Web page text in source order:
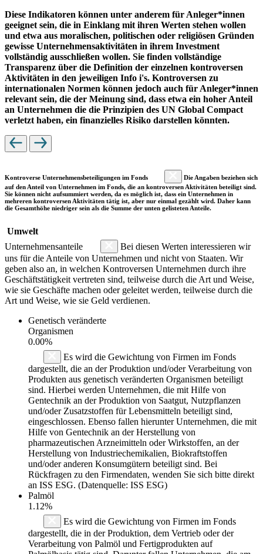
Diese Indikatoren können unter anderem für Anleger*innen
geeignet sein, die in Einklang mit ihren Werten stehen wollen
und etwa aus moralischen, politischen oder religiösen Gründen
gewisse Unternehmensaktivitäten in ihrem Investment
vollständig ausschließen wollen. Sie finden vollständige
Transparenz über die Definition der einzelnen kontroversen
Aktivitäten in den jeweiligen Info i's. Kontroversen zu
internationalen Normen können jedoch auch für Anleger*innen
relevant sein, die der Meinung sind, dass etwa ein hoher Anteil
an Unternehmen die die Prinzipien des UN Global Compact
verletzt haben, ein finanzielles Risiko darstellen könnten.
Kontroverse Unternehmensbeteiligungen im Fonds
Die Angaben beziehen sich
auf den Anteil von Unternehmen im Fonds, die an kontroversen Aktivitäten beteiligt sind.
Sie können nicht aufsummiert werden, da es möglich ist, dass ein Unternehmen in
mehreren kontroversen Aktivitäten tätig ist, aber nur einmal gezählt wird. Daher kann
die Gesamthöhe niedriger sein als die Summe der unten gelisteten Anteile.
Umwelt
Unternehmensanteile
Bei diesen Werten interessieren wir
uns für die Anteile von Unternehmen und nicht von Staaten. Wir
geben also an, in welchen Kontroversen Unternehmen durch ihre
Geschäftstätigkeit vertreten sind, teilweise durch die Art und Weise,
wie sie Geschäfte machen oder geleitet werden, teilweise durch die
Art und Weise, wie sie Geld verdienen.
Genetisch veränderte
Organismen
0.00%
Es wird die Gewichtung von Firmen im Fonds
dargestellt, die an der Produktion und/oder Verarbeitung von
Produkten aus genetisch veränderten Organismen beteiligt
sind. Hierbei werden Unternehmen, die mit Hilfe von
Gentechnik an der Produktion von Saatgut, Nutzpflanzen
und/oder Zusatzstoffen für Lebensmitteln beteiligt sind,
eingeschlossen. Ebenso fallen hierunter Unternehmen, die mit
Hilfe von Gentechnik an der Herstellung von
pharmazeutischen Arzneimitteln oder Wirkstoffen, an der
Herstellung von Industriechemikalien, Biokraftstoffen
und/oder anderen Konsumgütern beteiligt sind. Bei
Rückfragen zu den Firmendaten, wenden Sie sich bitte direkt
an ISS ESG. (Datenquelle: ISS ESG)
Palmöl
1.12%
Es wird die Gewichtung von Firmen im Fonds
dargestellt, die in der Produktion, dem Vertrieb oder der
Verarbeitung von Palmöl und Fertigprodukten auf